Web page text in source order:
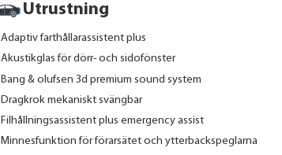
Utrustning
Adaptiv farthållarassistent plus
Akustikglas för dörr- och sidofönster
Bang & olufsen 3d premium sound system
Dragkrok mekaniskt svängbar
Filhållningsassistent plus emergency assist
Minnesfunktion för förarsätet och ytterbackspeglarna